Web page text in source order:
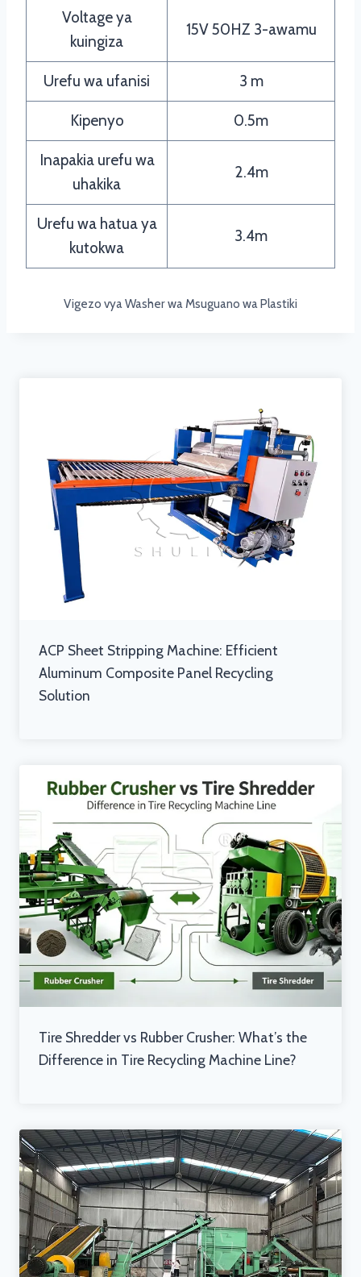
Voltage ya
kuingiza
15V 50HZ 3-awamu
Urefu wa ufanisi 3 m
Kipenyo 0.5m
Inapakia urefu wa
uhakika
2.4m
Urefu wa hatua ya
kutokwa
3.4m
Vigezo vya Washer wa Msuguano wa Plastiki
ACP Sheet Stripping Machine: Efficient
Aluminum Composite Panel Recycling
Solution
Tire Shredder vs Rubber Crusher: What’s the
Difference in Tire Recycling Machine Line?